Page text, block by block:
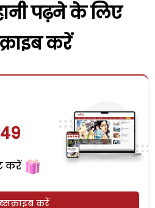
पढ़ने के लिए
करें
करें
करें